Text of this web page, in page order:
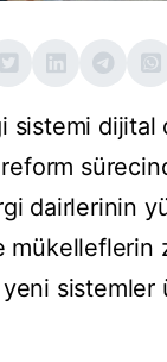
sistemi dijital
dairlerinin
mükelleflerin
sistemler